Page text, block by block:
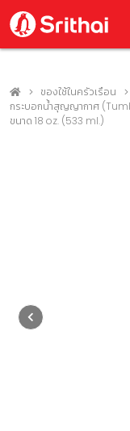
ของใช้ในครัวเรือน
กระบอกน้ำสุญญากาศ
ขนาด 18 oz. (533 ml.)